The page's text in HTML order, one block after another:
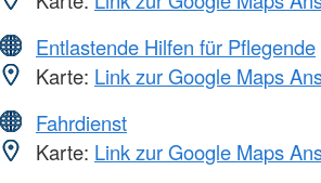
Entlastende Hilfen für Pflegende
Karte: Link zur Google Maps
Fahrdienst
Karte: Link zur Google Maps